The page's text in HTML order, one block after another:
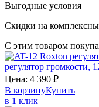
Выгодные условия
Скидки на
С этим товаром
регулятор громкости,
Цена: 4 390 ₽
В корзинуКупить
в 1 клик